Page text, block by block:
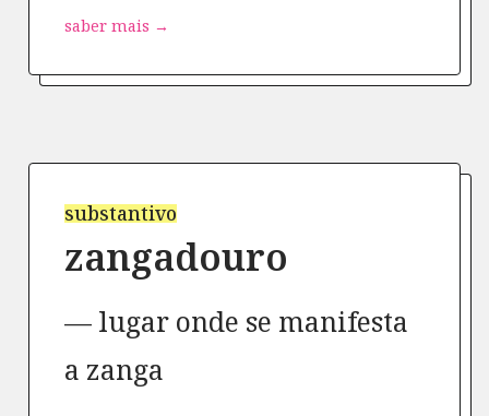
saber mais →
substantivo
zangadouro
lugar onde se manifesta
a zanga